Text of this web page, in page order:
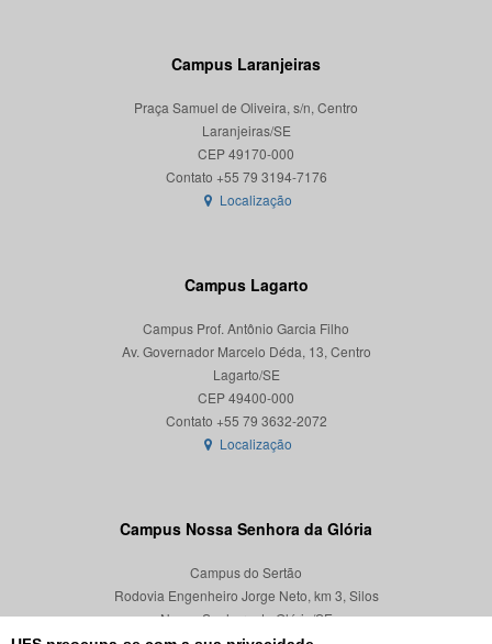
Campus Laranjeiras
Praça Samuel de Oliveira, s/n, Centro
Laranjeiras/SE
CEP 49170-000
Localização
Campus Lagarto
Campus Prof. Antônio Garcia Filho
Av. Governador Marcelo Déda, 13, Centro
Lagarto/SE
CEP 49400-000
Localização
Campus Nossa Senhora da Glória
Campus do Sertão
Rodovia Engenheiro Jorge Neto, km 3, Silos
Nossa Senhora da Glória/SE